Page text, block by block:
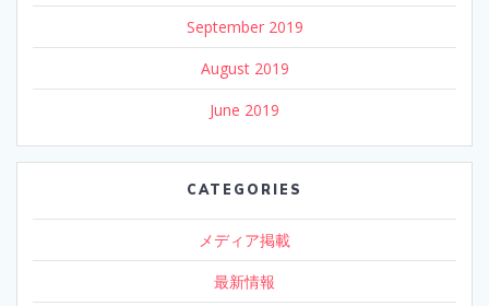
September 2019
August 2019
June 2019
CATEGORIES
メディア掲載
最新情報